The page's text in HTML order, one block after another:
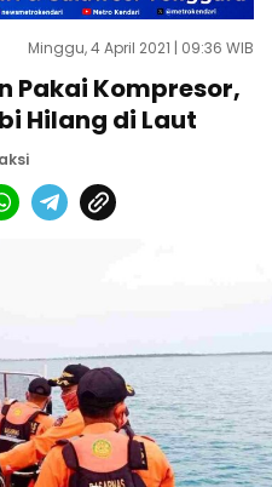
Minggu, 4 April 2021 | 09:36 WIB
Pakai Kompresor,
Hilang di Laut